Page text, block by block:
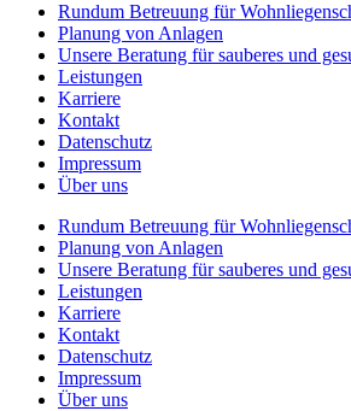
Rundum Betreuung für
Planung von Anlagen
Unsere Beratung für sauberes und
Leistungen
Karriere
Kontakt
Datenschutz
Impressum
Über uns
Rundum Betreuung für
Planung von Anlagen
Unsere Beratung für sauberes und
Leistungen
Karriere
Kontakt
Datenschutz
Impressum
Über uns